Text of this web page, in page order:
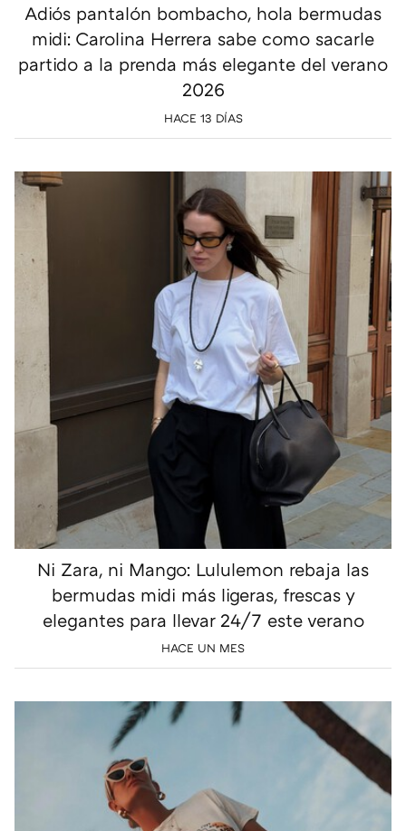
Adiós pantalón bombacho, hola bermudas
midi: Carolina Herrera sabe como sacarle
partido a la prenda más elegante del verano
2026
HACE 13 DÍAS
Ni Zara, ni Mango: Lululemon rebaja las
bermudas midi más ligeras, frescas y
elegantes para llevar 24/7 este verano
HACE UN MES